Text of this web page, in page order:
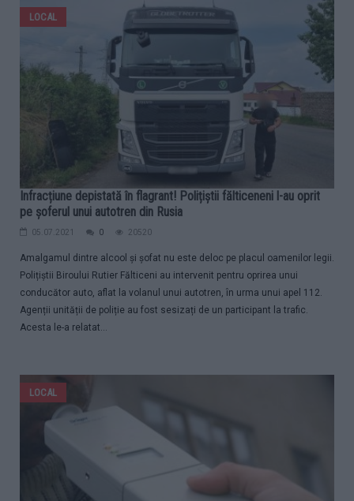
LOCAL
Infracțiune depistată în flagrant! Polițiștii fălticeneni l-au oprit
pe șoferul unui autotren din Rusia
05.07.2021 0 20520
Amalgamul dintre alcool și șofat nu este deloc pe placul oamenilor legii.
Polițiștii Biroului Rutier Fălticeni au intervenit pentru oprirea unui
conducător auto, aflat la volanul unui autotren, în urma unui apel 112.
Agenții unității de poliție au fost sesizați de un participant la trafic.
Acesta le-a relatat...
LOCAL